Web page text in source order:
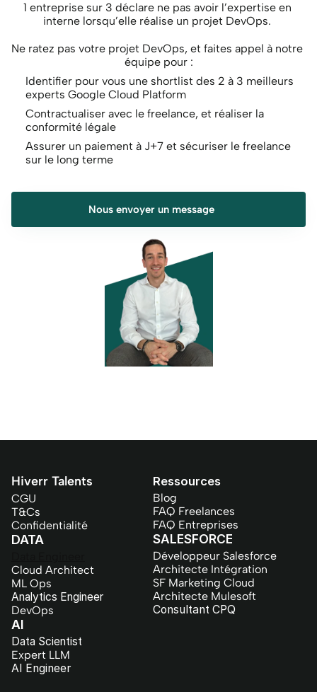
1 entreprise sur 3 déclare ne pas avoir l’expertise en
interne lorsqu’elle réalise un projet DevOps.
Ne ratez pas votre projet DevOps, et faites appel à notre
équipe pour :
Identifier pour vous une shortlist des 2 à 3 meilleurs
experts Google Cloud Platform
Contractualiser avec le freelance, et réaliser la
conformité légale
Assurer un paiement à J+7 et sécuriser le freelance
sur le long terme
Nous envoyer un message
Hiverr Talents
CGU
T&Cs
Confidentialité
Ressources
Blog
FAQ Freelances
FAQ Entreprises
DATA
Cloud Architect
ML Ops
Analytics Engineer
DevOps
SALESFORCE
Développeur Salesforce
Architecte Intégration
SF Marketing Cloud
Architecte Mulesoft
Consultant CPQ
AI
Data Scientist
Expert LLM
AI Engineer